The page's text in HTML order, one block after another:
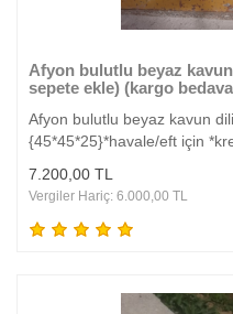
Afyon bulutlu beyaz
sepete ekle) (kargo
Afyon bulutlu beyaz kavun
{45*45*25}*havale/eft için
7.200,00 TL
Vergiler Hariç: 6.000,00 TL